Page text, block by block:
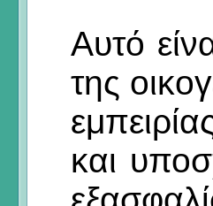
Αυτό
της
και